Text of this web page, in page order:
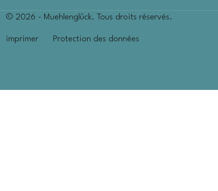
© 2026 - Muehlenglück. Tous droits réservés.
imprimer Protection des données